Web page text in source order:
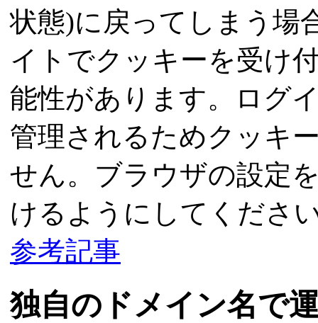
状態)に戻ってしまう場
イトでクッキーを受け
能性があります。ログ
管理されるためクッキ
せん。ブラウザの設定
けるようにしてくださ
参考記事
独自のドメイン名で